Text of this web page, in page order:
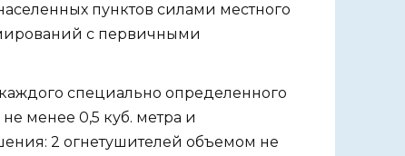
пунктов силами местного
с первичными
специально определенного
менее 0,5 куб. метра и
2 огнетушителей объемом не